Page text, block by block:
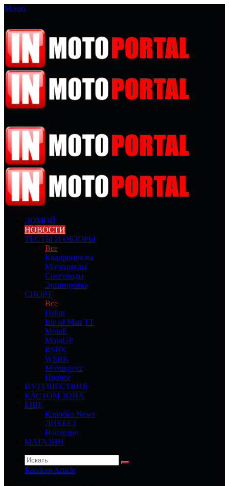
Меню
ДОМОЙ
НОВОСТИ
ТЕСТЫ И ОБЗОРЫ
Все
Квадроциклы
Мотоциклы
Снегоходы
Экипировка
СПОРТ
Все
Dakar
Isle of Man TT
MotoE
MotoGP
RSBK
WSBK
Мотокросс
Прочее
ПУТЕШЕСТВИЯ
КАСТОМ ЗОНА
ЕЩЕ
Коробка News
ЛИКБЕЗ
Наследие
МАГАЗИН
Random Article